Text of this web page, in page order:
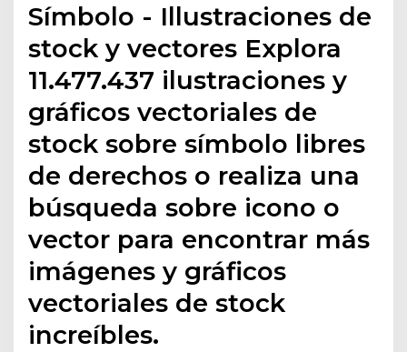
Símbolo - Illustraciones de
stock y vectores Explora
11.477.437 ilustraciones y
gráficos vectoriales de
stock sobre símbolo libres
de derechos o realiza una
búsqueda sobre icono o
vector para encontrar más
imágenes y gráficos
vectoriales de stock
increíbles.